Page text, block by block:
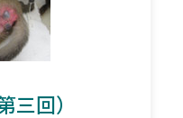
三回）